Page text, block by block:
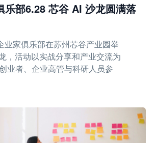
乐部6.28 芯谷 AI 沙龙圆满落
业家俱乐部在苏州芯谷产业园举
，活动以实战分享和产业交流为
业者、企业高管与科研人员参